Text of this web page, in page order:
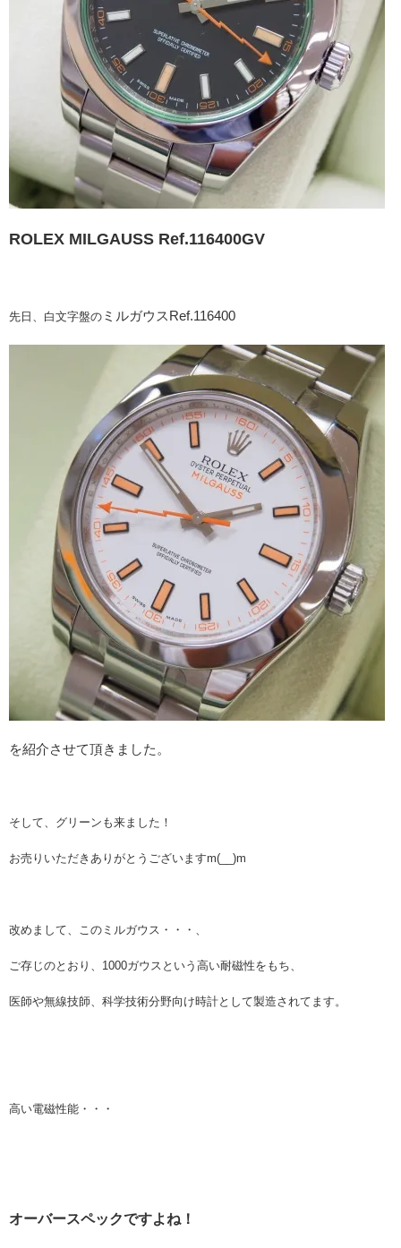
ROLEX MILGAUSS Ref.116400GV
先日、白文字盤の ミルガウスRef.116400
を紹介させて頂きました。
そして、グリーンも来ました！
お売りいただきありがとうございますm(__)m
改めまして、このミルガウス・・・、
ご存じのとおり、1000ガウスという高い耐磁性をもち、
医師や無線技師、科学技術分野向け時計として製造されてます。
高い電磁性能・・・
オーバースペックですよね！